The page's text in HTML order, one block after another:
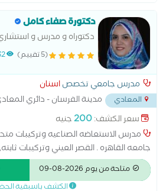
وقائية وعلاجية عالية الجودة تطوير مستمر
التقنيات الحديثة
دكتورة صفاء كامل
دكتوراه و مدرس و
القاهرهدكتورة اسنان
تركيبات اسنان، اسنان
(5 تقييم)
مدرس جامعي تخصصاسنان
المعادي مدينة الفرسان - دائري
سعر الكشف:200جنيه
مدرس الاستعاضه الصناعيه وتركيبات
جامعه القاهره . القصر العيني وتركيبات
علاجيه وتجميله ,اسنان اطفال,اسنان
اسنان,خلع,اشعه الاسنان استشاري حشوات
متاحة من يوم 2026-08-09
الكشف باسبقية